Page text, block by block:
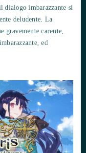
dialogo imbarazzante si
deludente. La
gravemente carente,
ed